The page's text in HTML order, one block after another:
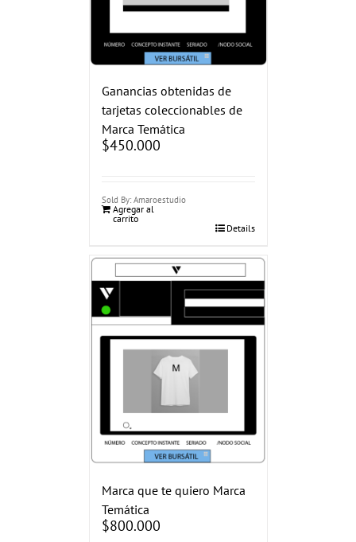
Ganancias obtenidas de
tarjetas coleccionables de
Marca Temática
$450.000
Sold By: Amaroestudio
Agregar al
carrito
Details
Marca que te quiero Marca
Temática
$800.000